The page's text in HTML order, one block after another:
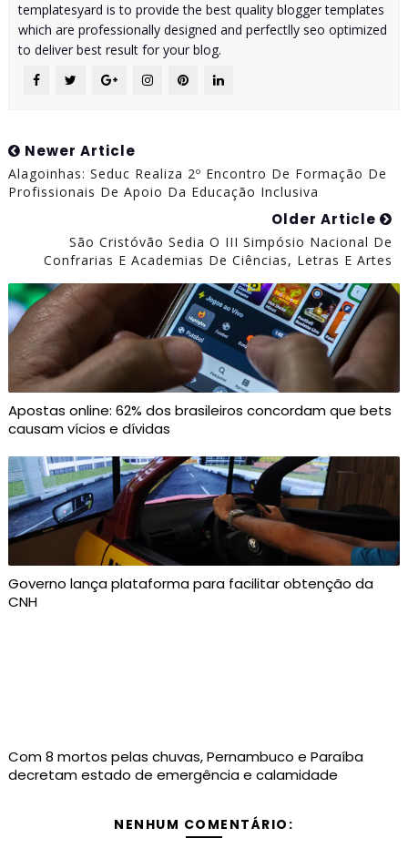
templatesyard is to provide the best quality blogger templates
which are professionally designed and perfectlly seo optimized
to deliver best result for your blog.
Newer Article
Alagoinhas: Seduc Realiza 2º Encontro De Formação De
Profissionais De Apoio Da Educação Inclusiva
Older Article
São Cristóvão Sedia O III Simpósio Nacional De
Confrarias E Academias De Ciências, Letras E Artes
Apostas online: 62% dos brasileiros concordam que bets
causam vícios e dívidas
Governo lança plataforma para facilitar obtenção da
CNH
Com 8 mortos pelas chuvas, Pernambuco e Paraíba
decretam estado de emergência e calamidade
NENHUM COMENTÁRIO: